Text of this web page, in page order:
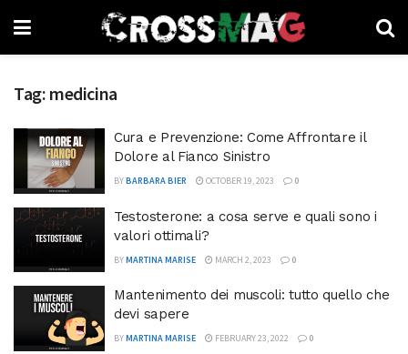
Tag: medicina
Cura e Prevenzione: Come Affrontare il
Dolore al Fianco Sinistro
BYBARBARA BIER OCTOBER 19, 2023 0
Testosterone: a cosa serve e quali sono i
valori ottimali?
BYMARTINA MARISE MARCH 2, 2023 0
Mantenimento dei muscoli: tutto quello che
devi sapere
BYMARTINA MARISE FEBRUARY 23, 2022 0